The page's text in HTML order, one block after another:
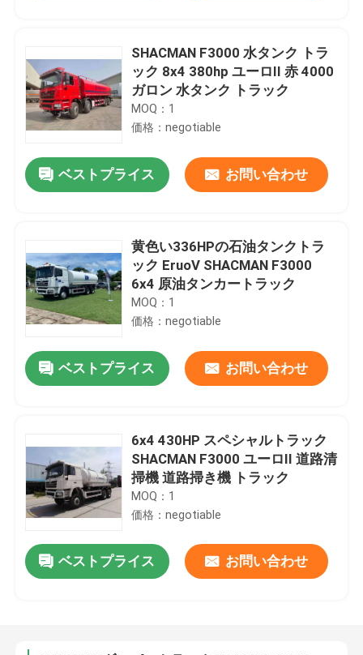
家へ
わたしたち に つい て
SHACMAN F3000 水タンク トラ
ック 8x4 380hp ユーロII 赤 4000
ガロン 水タンク トラック
MOQ：1
価格：negotiable
ベストプライス お問い合わせ
黄色い336HPの石油タンクトラ
ック EruoV SHACMAN F3000
6x4 原油タンカートラック
MOQ：1
価格：negotiable
ベストプライス お問い合わせ
6x4 430HP スペシャルトラック
SHACMAN F3000 ユーロII 道路清
掃機 道路掃き機 トラック
MOQ：1
価格：negotiable
ベストプライス お問い合わせ